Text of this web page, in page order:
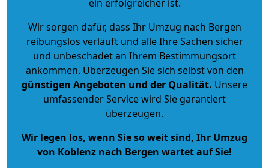
ein erfolgreicher ist.
Wir sorgen dafür, dass Ihr Umzug nach Bergen
reibungslos verläuft und alle Ihre Sachen sicher
und unbeschadet an Ihrem Bestimmungsort
ankommen. Überzeugen Sie sich selbst von den
günstigen Angeboten und der Qualität. Unsere
umfassender Service wird Sie garantiert
überzeugen.
Wir legen los, wenn Sie so weit sind, Ihr Umzug
von Koblenz nach Bergen wartet auf Sie!